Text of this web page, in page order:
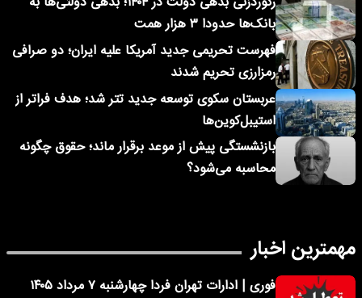
بانک‌ها حدودا ۳ هزار همت
فهرست تحریمی جدید آمریکا علیه ایران؛ دو صرافی
رمزارزی تحریم شدند
عربستان سکوی توسعه جدید تتر شد؛ هدف فراتر از
استیبل‌کوین‌ها
بازنشستگی پیش از موعد برقرار ماند؛ حقوق چگونه
محاسبه می‌شود؟
مهمترین اخبار
فوری | ادارات تهران فردا چهارشنبه ۷ مرداد ۱۴۰۵